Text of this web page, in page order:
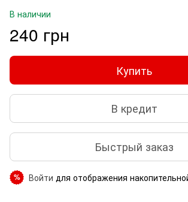
В наличии
240 грн
Купить
В кредит
Быстрый заказ
% Войти для отображения